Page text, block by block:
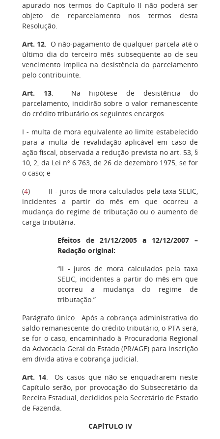
apurado nos termos do Capítulo II não poderá ser
objeto de reparcelamento nos termos desta
Resolução.
Art. 12. O não-pagamento de qualquer parcela até o
último dia do terceiro mês subseqüente ao de seu
vencimento implica na desistência do parcelamento
pelo contribuinte.
Art. 13. Na hipótese de desistência do
parcelamento, incidirão sobre o valor remanescente
do crédito tributário os seguintes encargos:
I - multa de mora equivalente ao limite estabelecido
para a multa de revalidação aplicável em caso de
ação fiscal, observada a redução prevista no art. 53, §
10, 2, da Lei nº 6.763, de 26 de dezembro 1975, se for
o caso; e
(4) II - juros de mora calculados pela taxa SELIC,
incidentes a partir do mês em que ocorreu a
mudança do regime de tributação ou o aumento de
carga tributária.
Efeitos de 21/12/2005 a 12/12/2007 –
Redação original:
“II - juros de mora calculados pela taxa
SELIC, incidentes a partir do mês em que
ocorreu a mudança do regime de
tributação.”
Parágrafo único. Após a cobrança administrativa do
saldo remanescente do crédito tributário, o PTA será,
se for o caso, encaminhado à Procuradoria Regional
da Advocacia Geral do Estado (PR/AGE) para inscrição
em dívida ativa e cobrança judicial.
Art. 14. Os casos que não se enquadrarem neste
Capítulo serão, por provocação do Subsecretário da
Receita Estadual, decididos pelo Secretário de Estado
de Fazenda.
CAPÍTULO IV